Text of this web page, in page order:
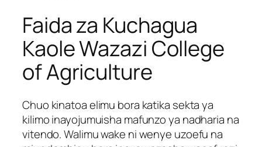
Faida za Kuchagua
Kaole Wazazi College
of Agriculture
Chuo kinatoa elimu bora katika sekta ya
kilimo inayojumuisha mafunzo ya nadharia na
vitendo. Walimu wake ni wenye uzoefu na